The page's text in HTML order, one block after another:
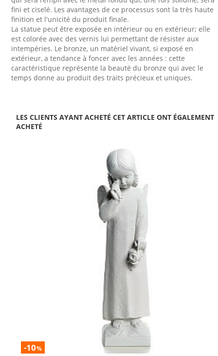
fini et ciselé. Les avantages de ce processus sont la très haute
finition et l'unicité du produit finale.
La statue peut être exposée en intérieur ou en extérieur; elle
est colorée avec des vernis lui permettant de résister aux
intempéries. Le bronze, un matériel vivant, si exposé en
extérieur, a tendance à foncer avec les années : cette
caractéristique représente la beauté du bronze qui avec le
temps donne au produit des traits précieux et uniques.
LES CLIENTS AYANT ACHETÉ CET ARTICLE ONT ÉGALEMENT
ACHETÉ
-10%